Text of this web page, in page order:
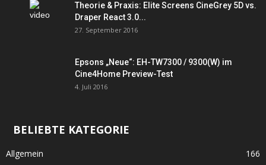
Theorie & Praxis: Elite Screens CineGrey 5D vs.
Draper React 3.0...
27. September 2016
Epsons „Neue“: EH-TW7300 / 9300(W) im
Cine4Home Preview-Test
4. Juli 2016
BELIEBTE KATEGORIE
Allgemein
166